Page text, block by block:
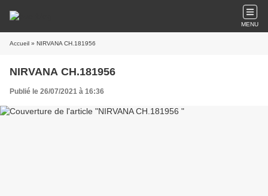
MENU
Accueil » NIRVANA CH.181956
NIRVANA CH.181956
Publié le 26/07/2021 à 16:36